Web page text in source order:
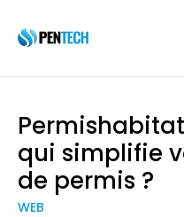
qui simplifie
de permis ?
WEB